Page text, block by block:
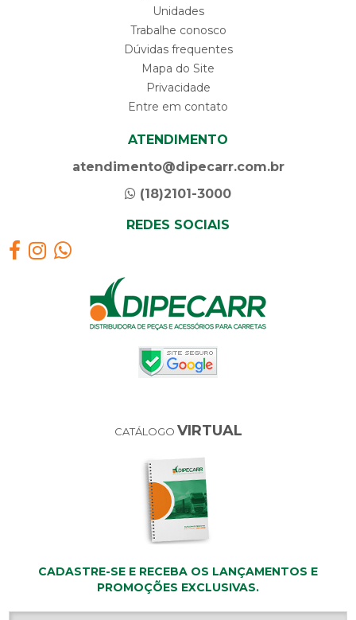
Unidades
Trabalhe conosco
Dúvidas frequentes
Mapa do Site
Privacidade
Entre em contato
ATENDIMENTO
atendimento@dipecarr.com.br
(18)2101-3000
REDES SOCIAIS
CATÁLOGO VIRTUAL
CADASTRE-SE E RECEBA OS LANÇAMENTOS E
PROMOÇÕES EXCLUSIVAS.